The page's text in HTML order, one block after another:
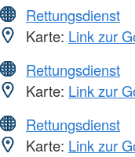
Rettungsdienst
Karte: Link zur
Rettungsdienst
Karte: Link zur
Rettungsdienst
Karte: Link zur